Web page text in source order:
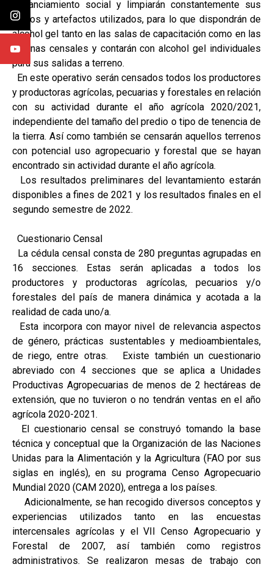
distanciamiento social y limpiarán constantemente sus
manos y artefactos utilizados, para lo que dispondrán de
alcohol gel tanto en las salas de capacitación como en las
oficinas censales y contarán con alcohol gel individuales
para sus salidas a terreno.
En este operativo serán censados todos los productores
y productoras agrícolas, pecuarias y forestales en relación
con su actividad durante el año agrícola 2020/2021,
independiente del tamaño del predio o tipo de tenencia de
la tierra. Así como también se censarán aquellos terrenos
con potencial uso agropecuario y forestal que se hayan
encontrado sin actividad durante el año agrícola.
Los resultados preliminares del levantamiento estarán
disponibles a fines de 2021 y los resultados finales en el
segundo semestre de 2022.
Cuestionario Censal
La cédula censal consta de 280 preguntas agrupadas en
16 secciones. Estas serán aplicadas a todos los
productores y productoras agrícolas, pecuarios y/o
forestales del país de manera dinámica y acotada a la
realidad de cada uno/a.
Esta incorpora con mayor nivel de relevancia aspectos
de género, prácticas sustentables y medioambientales,
de riego, entre otras. Existe también un cuestionario
abreviado con 4 secciones que se aplica a Unidades
Productivas Agropecuarias de menos de 2 hectáreas de
extensión, que no tuvieron o no tendrán ventas en el año
agrícola 2020-2021.
El cuestionario censal se construyó tomando la base
técnica y conceptual que la Organización de las Naciones
Unidas para la Alimentación y la Agricultura (FAO por sus
siglas en inglés), en su programa Censo Agropecuario
Mundial 2020 (CAM 2020), entrega a los países.
Adicionalmente, se han recogido diversos conceptos y
experiencias utilizados tanto en las encuestas
intercensales agrícolas y el VII Censo Agropecuario y
Forestal de 2007, así también como registros
administrativos. Se realizaron mesas de trabajo con